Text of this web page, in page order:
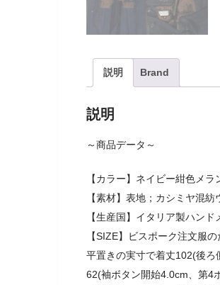
説明 Brand
説明
～商品データ～
【カラー】ネイビー紺色メ
【素材】表地；カシミヤ混
【生産国】イタリア製ハンド
【SIZE】ビスポーク注文服
平置きの実寸で着丈102(後
62(袖ボタン開始4.0cm、第4